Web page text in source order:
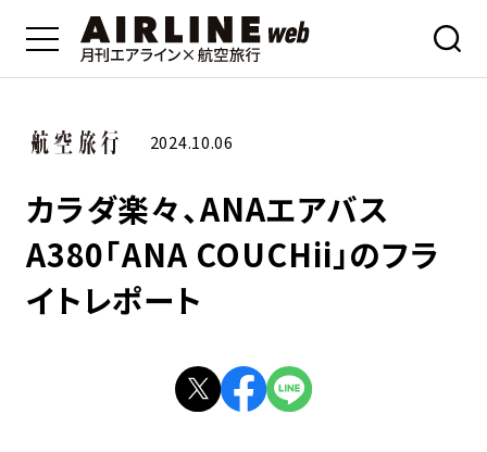
2024.10.06
カラダ楽々、ANAエアバス
A380「ANA COUCHii」のフラ
イトレポート